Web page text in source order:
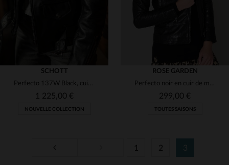
SCHOTT
Perfecto 137W Black, cuir de vachette nu, coupe slim et style biker.
1 225,00 €
NOUVELLE COLLECTION
ROSE GARDEN
Perfecto noir en cuir de mouton, souple et léger, style rock ajusté.
299,00 €
TOUTES SAISONS
1 2 3